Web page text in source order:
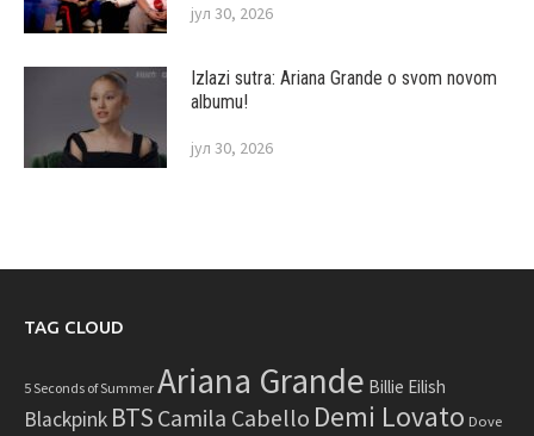
јул 30, 2026
Izlazi sutra: Ariana Grande o svom novom
albumu!
јул 30, 2026
TAG CLOUD
5 Seconds of Summer Ariana Grande Billie Eilish
Blackpink BTS Camila Cabello Demi Lovato Dove